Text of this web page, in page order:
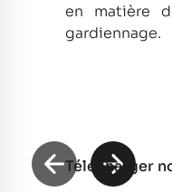
en matière
gardiennage.
Télécharger